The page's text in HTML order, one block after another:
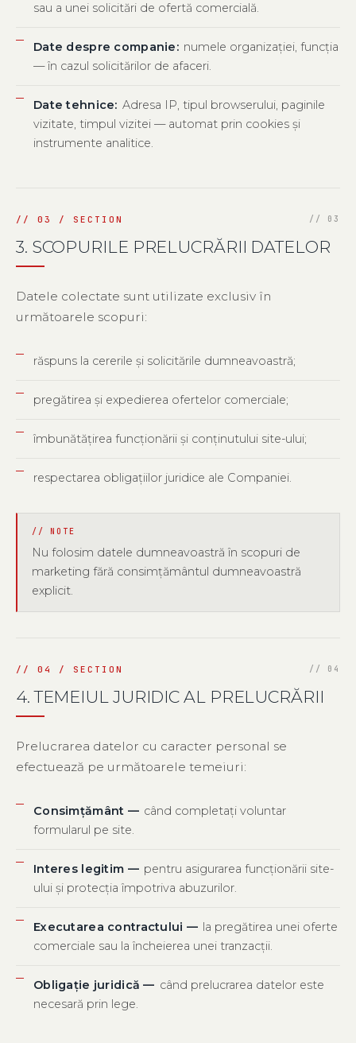
sau a unei solicitări de ofertă comercială.
Date despre companie: numele organizației, funcția
— în cazul solicitărilor de afaceri.
Date tehnice: Adresa IP, tipul browserului, paginile
vizitate, timpul vizitei — automat prin cookies și
instrumente analitice.
3. SCOPURILE PRELUCRĂRII DATELOR
Datele colectate sunt utilizate exclusiv în
următoarele scopuri:
răspuns la cererile și solicitările dumneavoastră;
pregătirea și expedierea ofertelor comerciale;
îmbunătățirea funcționării și conținutului site-ului;
respectarea obligațiilor juridice ale Companiei.
Nu folosim datele dumneavoastră în scopuri de
marketing fără consimțământul dumneavoastră
explicit.
4. TEMEIUL JURIDIC AL PRELUCRĂRII
Prelucrarea datelor cu caracter personal se
efectuează pe următoarele temeiuri:
Consimțământ — când completați voluntar
formularul pe site.
Interes legitim — pentru asigurarea funcționării site-
ului și protecția împotriva abuzurilor.
Executarea contractului — la pregătirea unei oferte
comerciale sau la încheierea unei tranzacții.
Obligație juridică — când prelucrarea datelor este
necesară prin lege.